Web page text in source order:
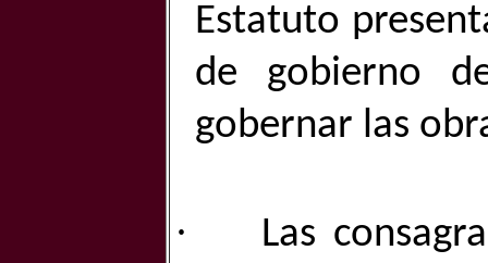
Estatuto
de gobierno
gobernar las
·
Las